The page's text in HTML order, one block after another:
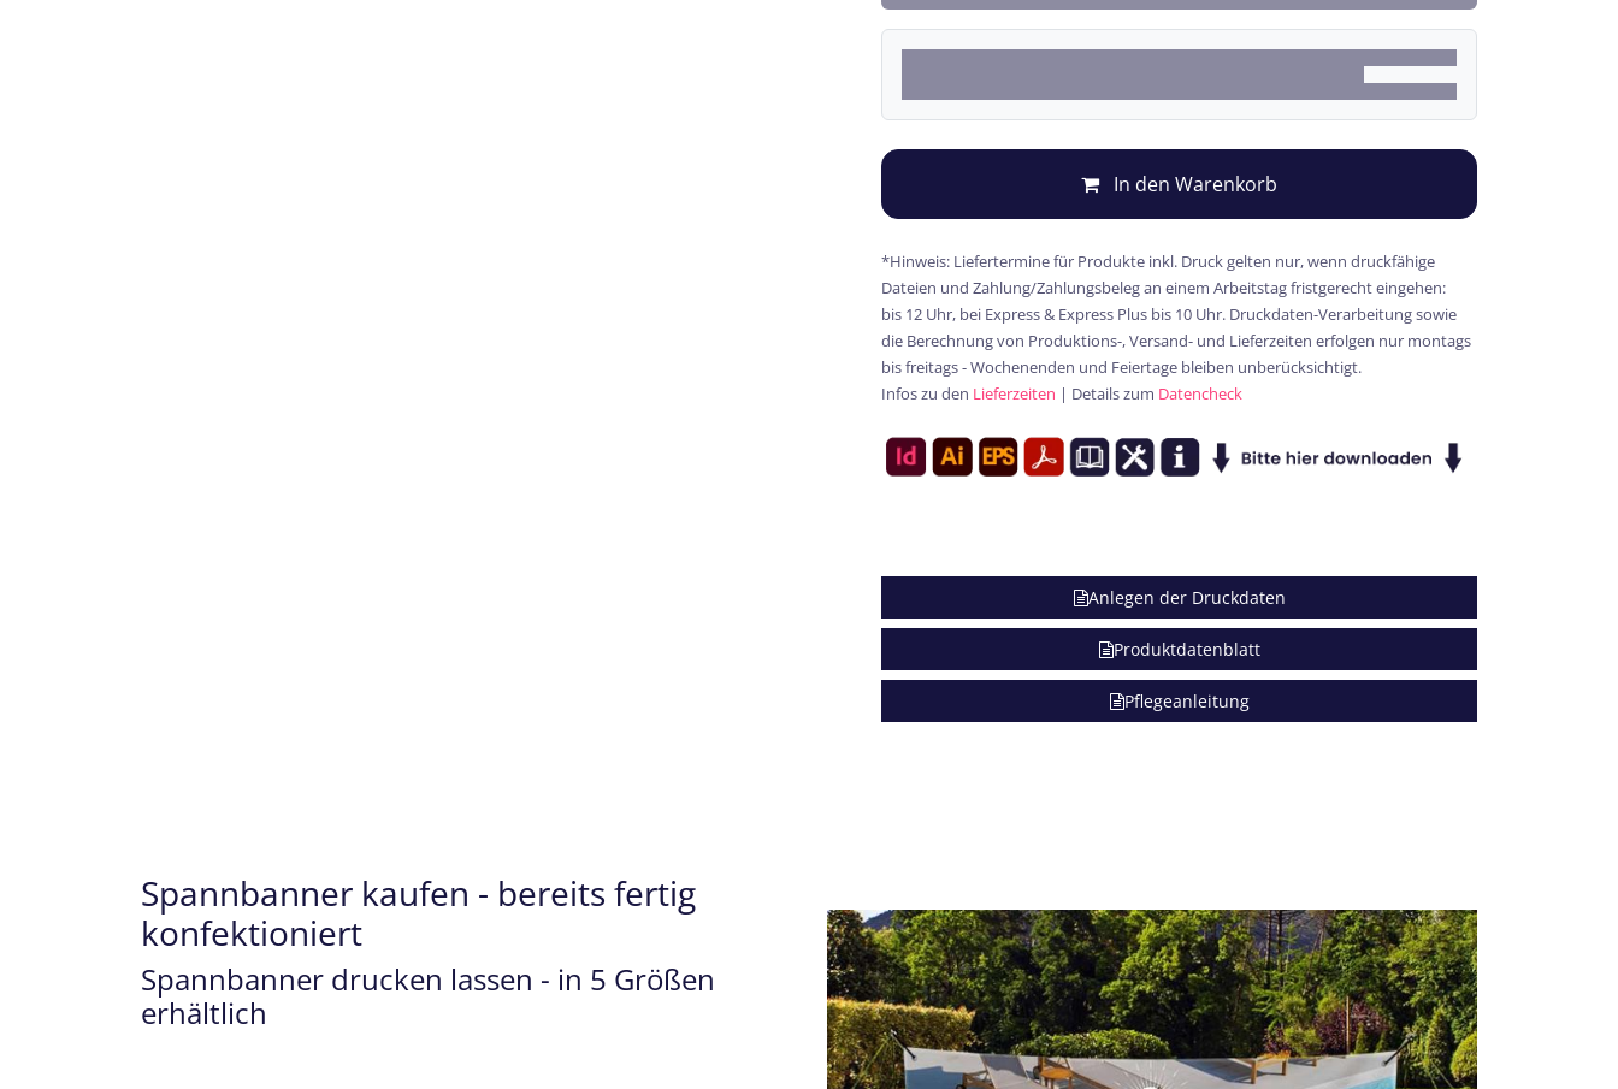
In den Warenkorb
*Hinweis: Liefertermine für Produkte inkl. Druck gelten nur, wenn druckfähige
Dateien und Zahlung/Zahlungsbeleg an einem Arbeitstag fristgerecht eingehen:
bis 12 Uhr, bei Express & Express Plus bis 10 Uhr. Druckdaten-Verarbeitung sowie
die Berechnung von Produktions-, Versand- und Lieferzeiten erfolgen nur montags
bis freitags - Wochenenden und Feiertage bleiben unberücksichtigt.
Infos zu den Lieferzeiten | Details zum Datencheck
Anlegen der Druckdaten
Produktdatenblatt
Pflegeanleitung
Spannbanner kaufen - bereits fertig
konfektioniert
Spannbanner drucken lassen - in 5 Größen
erhältlich